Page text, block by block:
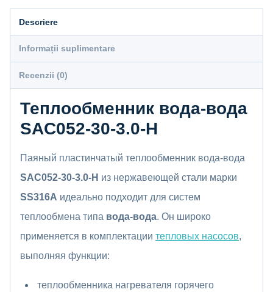
Descriere
Informații suplimentare
Recenzii (0)
Теплообменник вода-вода
SAC052-30-3.0-H
Паяный пластинчатый теплообменник вода-вода
SAC052-30-3.0-H из нержавеющей стали марки
SS316А идеально подходит для систем
теплообмена типа вода-вода. Он широко
применяется в комплектации тепловых насосов,
выполняя функции:
теплообменника нагревателя горячего